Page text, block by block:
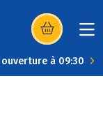
(s’ouvre dans
à 09:30